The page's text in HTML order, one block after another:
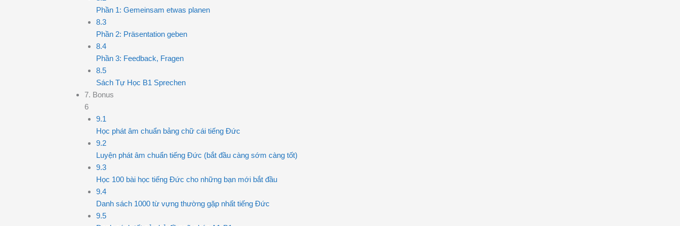
Phần 1: Gemeinsam etwas planen
8.3
Phần 2: Präsentation geben
8.4
Phần 3: Feedback, Fragen
8.5
Sách Tự Học B1 Sprechen
7. Bonus
6
9.1
Học phát âm chuẩn bảng chữ cái tiếng Đức
9.2
Luyện phát âm chuẩn tiếng Đức (bắt đầu càng sớm càng tốt)
9.3
Học 100 bài học tiếng Đức cho những bạn mới bắt đầu
9.4
Danh sách 1000 từ vựng thường gặp nhất tiếng Đức
9.5